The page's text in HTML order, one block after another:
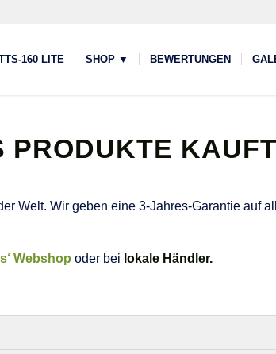
160 LITE SHOP ▼ BEWERTUNGEN
PRODUKTE KAUFT
Welt. Wir geben eine 3-Jahres-Garantie auf
Webshop oder bei lokale Händler.